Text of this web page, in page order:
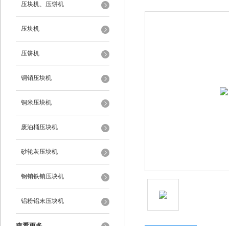
压块机、压饼机
压块机
压饼机
铜销压块机
铜米压块机
废油桶压块机
砂轮灰压块机
钢销铁销压块机
铝粉铝末压块机